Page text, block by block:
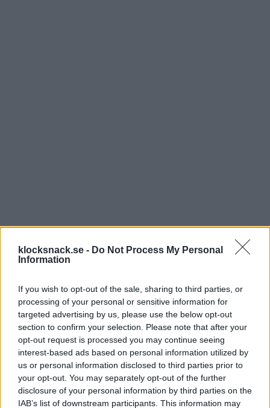
klocksnack.se - Do Not Process My Personal
Information
If you wish to opt-out of the sale, sharing to third parties, or
processing of your personal or sensitive information for
targeted advertising by us, please use the below opt-out
section to confirm your selection. Please note that after your
opt-out request is processed you may continue seeing
interest-based ads based on personal information utilized by
us or personal information disclosed to third parties prior to
your opt-out. You may separately opt-out of the further
disclosure of your personal information by third parties on the
IAB’s list of downstream participants. This information may